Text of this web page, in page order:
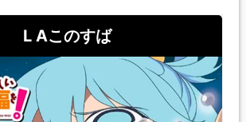
L Aこのすば